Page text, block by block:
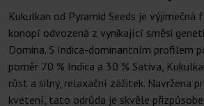
Kukulkan od Pyramid Seeds je výjimečná
konopí odvozená z vynikající směsi
Domina. S Indica-dominantním profilem
poměr 70 % Indica a 30 % Sativa,
růst a silný, relaxační zážitek. Navržena
kvetení, tato odrůda je skvěle